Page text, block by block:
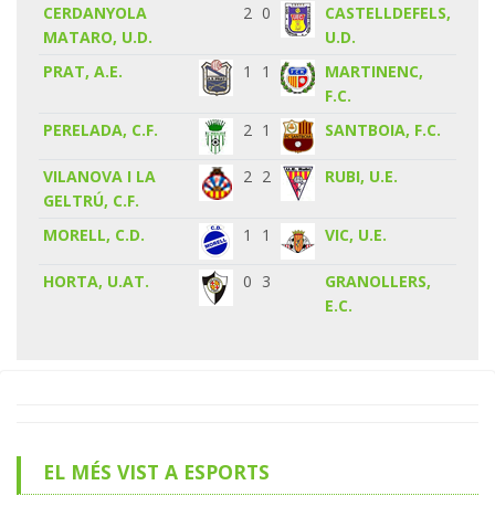
CERDANYOLA
MATARO, U.D.
2 0
CASTELLDEFELS,
U.D.
PRAT, A.E.
1 1
MARTINENC,
F.C.
PERELADA, C.F.
2 1 SANTBOIA, F.C.
VILANOVA I LA
GELTRÚ, C.F.
2 2 RUBI, U.E.
MORELL, C.D. 1 1 VIC, U.E.
HORTA, U.AT. 0 3
GRANOLLERS,
E.C.
EL MÉS VIST A ESPORTS